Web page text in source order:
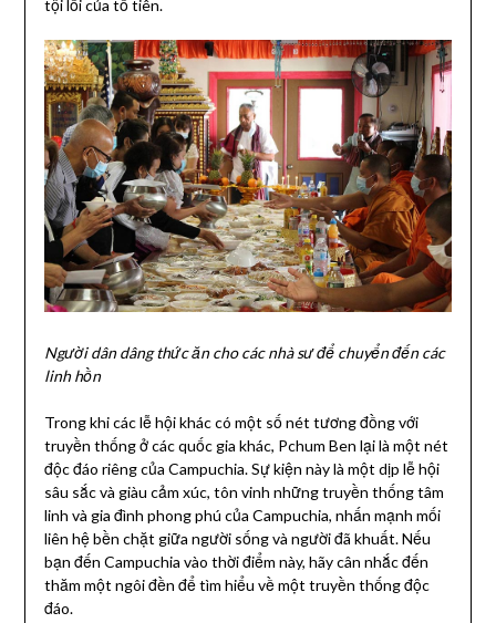
tội lỗi của tổ tiên.
Người dân dâng thức ăn cho các nhà sư để chuyển đến các
linh hồn
Trong khi các lễ hội khác có một số nét tương đồng với
truyền thống ở các quốc gia khác, Pchum Ben lại là một nét
độc đáo riêng của Campuchia. Sự kiện này là một dịp lễ hội
sâu sắc và giàu cảm xúc, tôn vinh những truyền thống tâm
linh và gia đình phong phú của Campuchia, nhấn mạnh mối
liên hệ bền chặt giữa người sống và người đã khuất. Nếu
bạn đến Campuchia vào thời điểm này, hãy cân nhắc đến
thăm một ngôi đền để tìm hiểu về một truyền thống độc
đáo.